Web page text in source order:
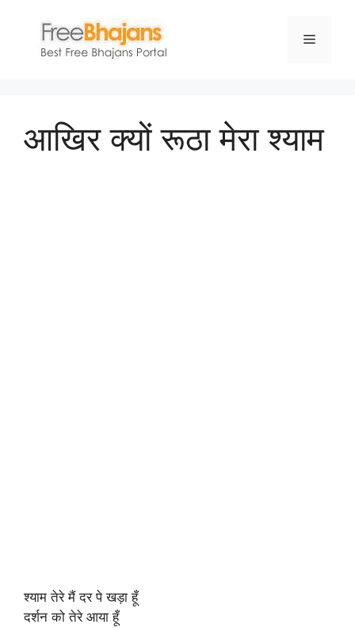
content
Menu
आखिर क्यों रूठा मेरा श्याम
श्याम तेरे मैं दर पे खड़ा हूँ
दर्शन को तेरे आया हूँ